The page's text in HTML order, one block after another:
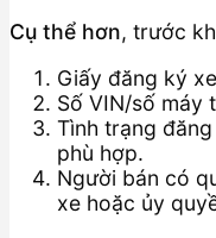
Cụ thể hơn, trước
Giấy đăng ký
Số VIN/số máy
Tình trạng
phù hợp.
Người bán có
xe hoặc ủy